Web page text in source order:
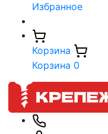
Избранное
Корзина
Корзина 0